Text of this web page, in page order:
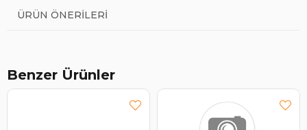
ÜRÜN ÖNERILERI
Benzer Ürünler